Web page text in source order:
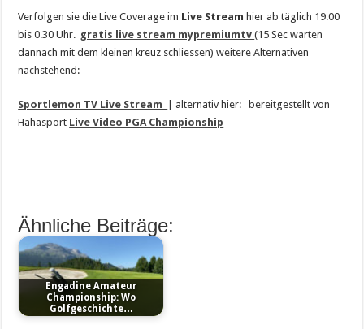
Verfolgen sie die Live Coverage im Live Stream hier ab täglich 19.00
bis 0.30 Uhr. gratis live stream mypremiumtv(15 Sec warten
dannach mit dem kleinen kreuz schliessen) weitere Alternativen
nachstehend:
Sportlemon TV Live Stream
| alternativ hier: bereitgestellt von
Hahasport Live Video PGA Championship
Ähnliche Beiträge:
Engadine Amateur
Championship: Wo
Golfgeschichte…